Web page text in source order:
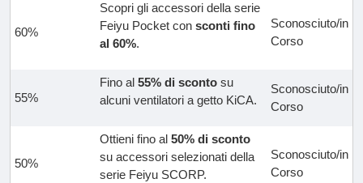
60%
Scopri gli accessori della serie
Feiyu Pocket con sconti fino
al 60%.
Sconosciuto/in
Corso
55%
Fino al 55% di sconto su
alcuni ventilatori a getto KiCA.
Sconosciuto/in
Corso
50%
Ottieni fino al 50% di sconto
su accessori selezionati della
serie Feiyu SCORP.
Sconosciuto/in
Corso